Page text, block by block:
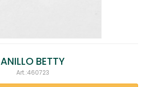
ANILLO BETTY
460723